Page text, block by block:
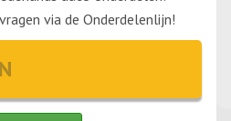
via de Onderdelenlijn!